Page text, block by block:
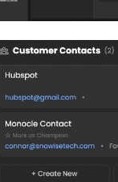
con su calendario,
evaluaciones de
4. Ampliación del
A medida que crece
ayudándole a
sin añadir personal.
Por qué conectarse a